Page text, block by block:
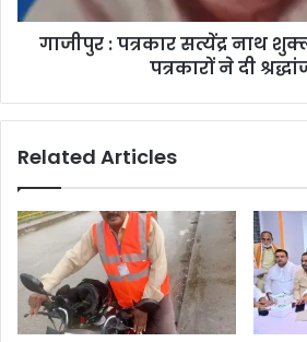
गाजीपुर : पत्रकार सत्येंद्र नाथ
पत्रकारों ने दी
Related Articles